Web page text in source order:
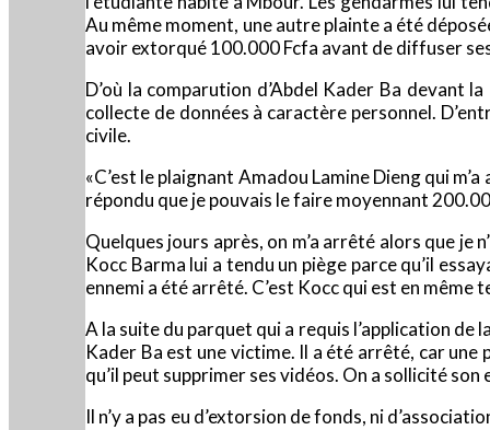
Au même moment, une autre plainte a été
avoir extorqué 100.000 Fcfa avant de diffuser
D’où la comparution d’Abdel Kader Ba
collecte de données à caractère personnel.
civile.
«C’est le plaignant Amadou Lamine Dieng qui
répondu que je pouvais le faire moyennant
Quelques jours après, on m’a arrêté alors que
Kocc Barma lui a tendu un piège parce qu’il
ennemi a été arrêté. C’est Kocc qui est en même
A la suite du parquet qui a requis l’application de
Kader Ba est une victime. Il a été arrêté, car
qu’il peut supprimer ses vidéos. On a sollicité
Il n’y a pas eu d’extorsion de fonds, ni